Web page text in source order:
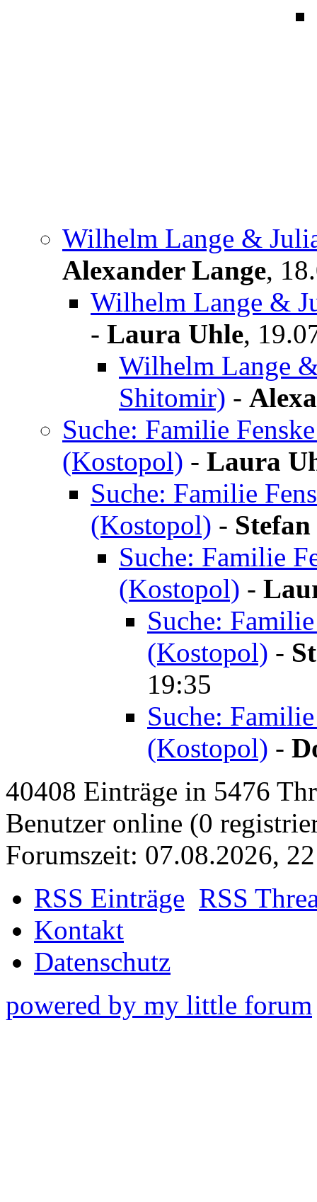
Wilhelm Lange &
Alexander Lange,
Wilhelm Lange &
- Laura Uhle,
Wilhelm Lange
Shitomir) -
Suche: Familie
(Kostopol) - Laura
Suche: Familie
(Kostopol) -
Suche: Familie
(Kostopol) -
Suche:
(Kostopol) -
19:35
Suche:
(Kostopol) -
40408 Einträge in 5476
Benutzer online (0
Forumszeit: 07.08.2026,
RSS Einträge RSS
Kontakt
Datenschutz
powered by my little forum